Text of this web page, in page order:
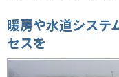
暖房や水道システ
セスを